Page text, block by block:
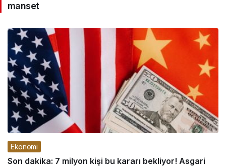
manset
Ekonomi
Son dakika: 7 milyon kişi bu kararı bekliyor! Asgari